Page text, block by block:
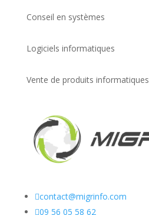
Conseil en systèmes
Logiciels informatiques
Vente de produits informatiques
contact@migrinfo.com
09 56 05 58 62